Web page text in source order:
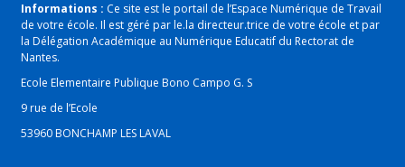
Informations : Ce site est le portail de l’Espace Numérique de Travail
de votre école. Il est géré par le.la directeur.trice de votre école et par
la Délégation Académique au Numérique Educatif du Rectorat de
Nantes.
Ecole Elementaire Publique Bono Campo G. S
9 rue de l’Ecole
53960 BONCHAMP LES LAVAL